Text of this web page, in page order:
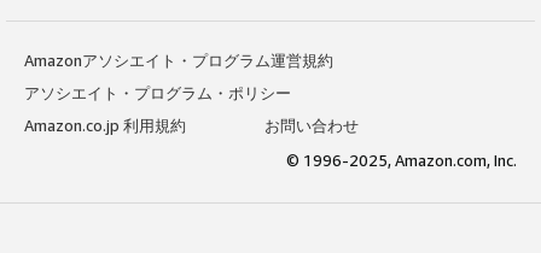
Amazonアソシエイト・プログラム運営規約
アソシエイト・プログラム・ポリシー
Amazon.co.jp 利用規約
お問い合わせ
© 1996-2025, Amazon.com, Inc.